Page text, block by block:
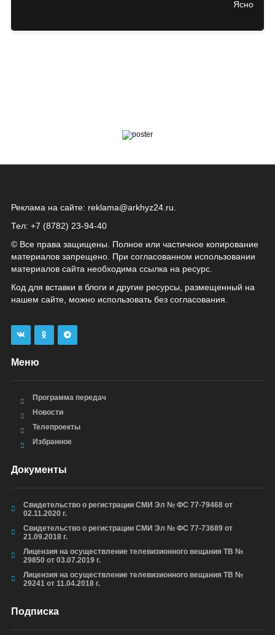
Реклама на сайте: reklama@arkhyz24.ru
Тел: +7 (8782) 23‑94‑40
© Все права защищены. Полное или частичное копирование
материалов запрещено. При согласованном использовании
материалов сайта необходима ссылка на ресурс.
Код для вставки в блоги и другие ресурсы, размещенный на
нашем сайте, можно использовать без согласования.
Меню
Программа передач
Новости
Телепроекты
Избранное
Документы
Свидетельство о регистрации СМИ Эл № ФС 77-79468 от
02.11.2020 г.
Свидетельство о регистрации СМИ Эл № ФС 77-73689 от
21.09.2018 г.
Лицензия на осуществление телевизионного вещания ТВ №
29850 от 03.07.2019 г.
Лицензия на осуществление телевизионного вещания ТВ №
29241 от 11.04.2018 г.
Подписка